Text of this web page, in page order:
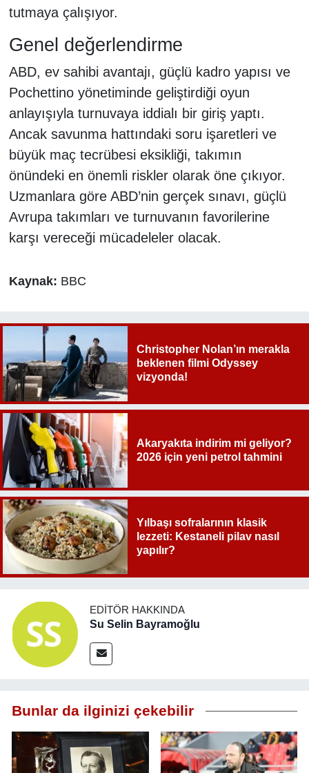
tutmaya çalışıyor.
Genel değerlendirme
ABD, ev sahibi avantajı, güçlü kadro yapısı ve
Pochettino yönetiminde geliştirdiği oyun
anlayışıyla turnuvaya iddialı bir giriş yaptı.
Ancak savunma hattındaki soru işaretleri ve
büyük maç tecrübesi eksikliği, takımın
önündeki en önemli riskler olarak öne çıkıyor.
Uzmanlara göre ABD’nin gerçek sınavı, güçlü
Avrupa takımları ve turnuvanın favorilerine
karşı vereceği mücadeleler olacak.
Kaynak: BBC
Christopher Nolan’ın merakla
beklenen filmi Odyssey
vizyonda!
Akaryakıta indirim mi geliyor?
2026 için yeni petrol tahmini
Yılbaşı sofralarının klasik
lezzeti: Kestaneli pilav nasıl
yapılır?
EDITÖR HAKKINDA
Su Selin Bayramoğlu
Bunlar da ilginizi çekebilir